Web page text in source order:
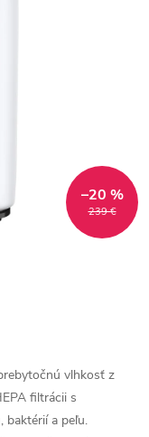
239 €
–20 %
vlhkosť z
filtrácii s
baktérií a peľu.